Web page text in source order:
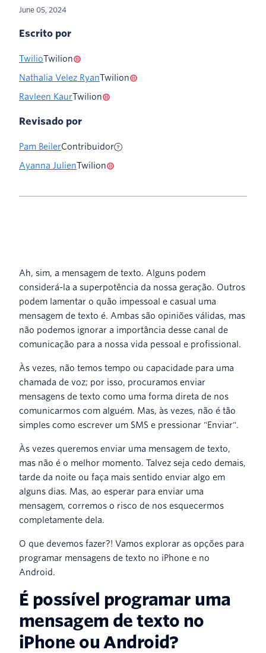
June 05, 2024
Escrito por
TwilioTwilion
Nathalia Velez RyanTwilion
Ravleen KaurTwilion
Revisado por
Pam BeilerContribuidor
Ayanna JulienTwilion
Ah, sim, a mensagem de texto. Alguns podem
considerá-la a superpotência da nossa geração. Outros
podem lamentar o quão impessoal e casual uma
mensagem de texto é. Ambas são opiniões válidas, mas
não podemos ignorar a importância desse canal de
comunicação para a nossa vida pessoal e profissional.
Às vezes, não temos tempo ou capacidade para uma
chamada de voz; por isso, procuramos enviar
mensagens de texto como uma forma direta de nos
comunicarmos com alguém. Mas, às vezes, não é tão
simples como escrever um SMS e pressionar "Enviar".
Às vezes queremos enviar uma mensagem de texto,
mas não é o melhor momento. Talvez seja cedo demais,
tarde da noite ou faça mais sentido enviar algo em
alguns dias. Mas, ao esperar para enviar uma
mensagem, corremos o risco de nos esquecermos
completamente dela.
O que devemos fazer?! Vamos explorar as opções para
programar mensagens de texto no iPhone e no
Android.
É possível programar uma
mensagem de texto no
iPhone ou Android?